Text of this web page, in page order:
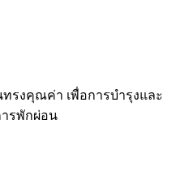
รงคุณค่า เพื่อการบำรุงและ
รพักผ่อน